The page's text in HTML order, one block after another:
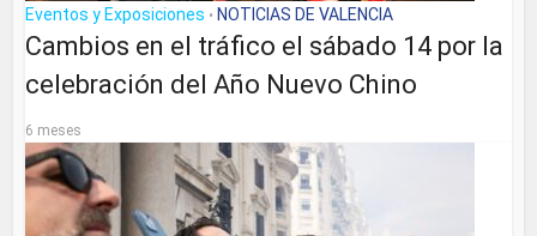
Eventos y Exposiciones • NOTICIAS DE VALENCIA
Cambios en el tráfico el sábado 14 por la
celebración del Año Nuevo Chino
6 meses